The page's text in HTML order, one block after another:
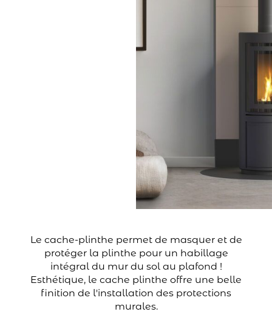
Le cache-plinthe permet de masquer et de
protéger la plinthe pour un habillage
intégral du mur du sol au plafond !
Esthétique, le cache plinthe offre une belle
finition de l'installation des protections
murales.